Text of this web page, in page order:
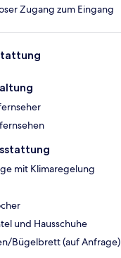
Zugang zum Eingang
mit Klimaregelung
und Hausschuhe
Bügelbrett (auf Anfrage)